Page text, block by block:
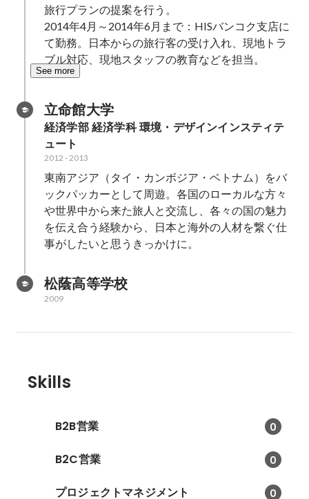
旅行プランの提案を行う。
2014年4月～2014年6月まで：HISバンコク支店に
て勤務。日本からの旅行客の受け入れ、現地トラ
ブル対応、現地スタッフの教育などを担当。
See more
立命館大学
経済学部 経済学科 環境・デザインインスティテ
ュート
2012 -2013
東南アジア（タイ・カンボジア・ベトナム）をバ
ックパッカーとして周遊。各国のローカルな方々
や世界中から来た旅人と交流し、各々の国の魅力
を伝え合う経験から、日本と海外の人材を繋ぐ仕
事がしたいと思うきっかけに。
松蔭高等学校
2009
Skills
B2B営業 0
B2C営業 0
プロジェクトマネジメント 0